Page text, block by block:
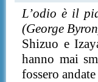
L’odio è il
(George
Shizuo e
hanno mai
fossero